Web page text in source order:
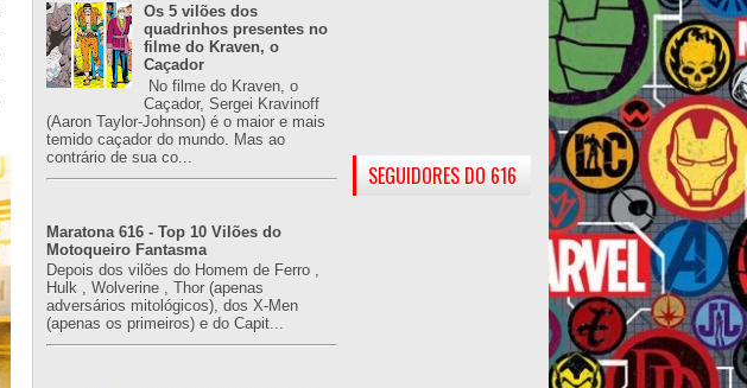
Os 5 vilões dos
quadrinhos presentes no
filme do Kraven, o
Caçador
No filme do Kraven, o
Caçador, Sergei Kravinoff
(Aaron Taylor-Johnson) é o maior e mais
temido caçador do mundo. Mas ao
contrário de sua co...
Maratona 616 - Top 10 Vilões do
Motoqueiro Fantasma
Depois dos vilões do Homem de Ferro ,
Hulk , Wolverine , Thor (apenas
adversários mitológicos), dos X-Men
(apenas os primeiros) e do Capit...
SEGUIDORES DO 616